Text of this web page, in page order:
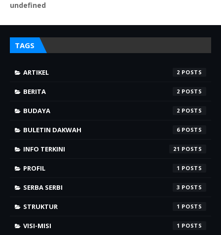
undefned
TAGS
ARTIKEL 2
BERITA 2
BUDAYA 2
BULETIN DAKWAH 6
INFO TERKINI 21
PROFIL 1
SERBA SERBI 3
STRUKTUR 1
VISI-MISI 1